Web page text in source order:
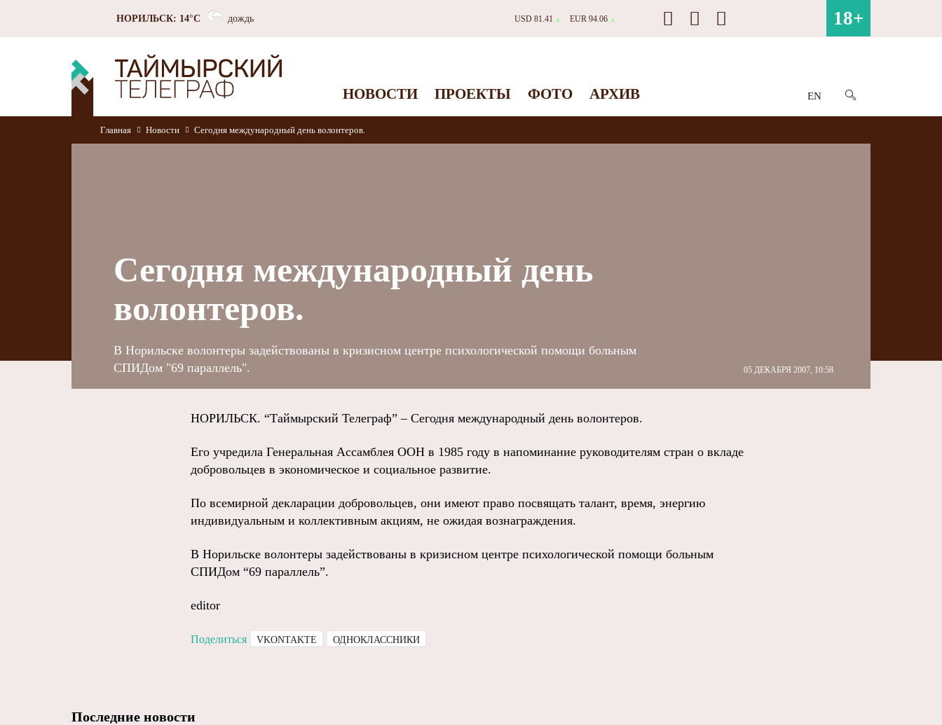
НОРИЛЬСК: 14°C дождь USD 81.41 ▲ EUR 94.06 ▲ 18+
НОВОСТИ ПРОЕКТЫ ФОТО АРХИВ EN
Главная Новости Сегодня международный день волонтеров.
Сегодня международный день
волонтеров.
05 ДЕКАБРЯ 2007, 10:58
В Норильске волонтеры задействованы в кризисном центре психологической помощи больным
СПИДом "69 параллель".
НОРИЛЬСК. “Таймырский Телеграф” – Сегодня международный день волонтеров.
Его учредила Генеральная Ассамблея ООН в 1985 году в напоминание руководителям стран о вкладе
добровольцев в экономическое и социальное развитие.
По всемирной декларации добровольцев, они имеют право посвящать талант, время, энергию
индивидуальным и коллективным акциям, не ожидая вознаграждения.
В Норильске волонтеры задействованы в кризисном центре психологической помощи больным
СПИДом “69 параллель”.
editor
Поделиться VKONTAKTE ОДНОКЛАССНИКИ
Последние новости